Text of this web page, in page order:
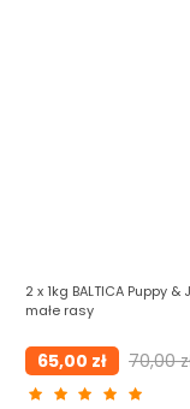
2 x 1kg BALTICA Puppy &
małe rasy
65,00 zł 70,00